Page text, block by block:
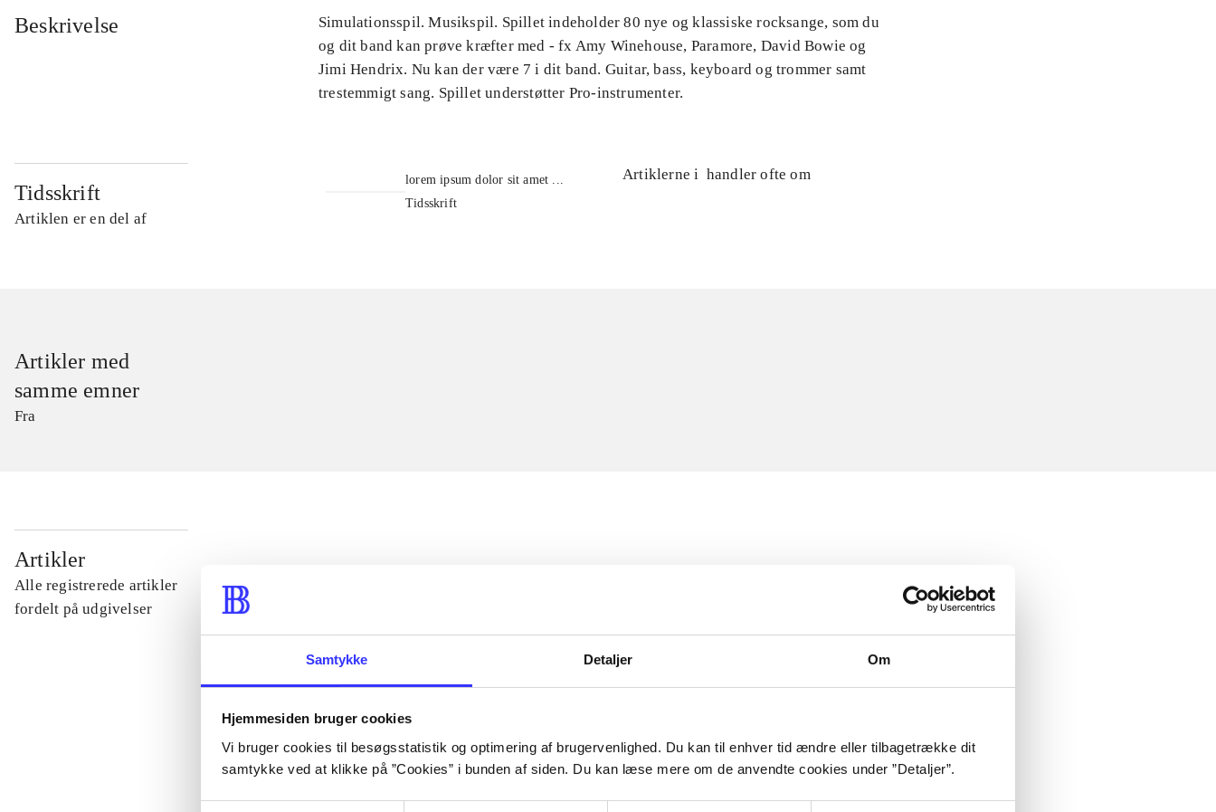
Samtykke Detaljer Om
Hjemmesiden bruger cookies
Vi bruger cookies til besøgsstatistik og optimering af brugervenlighed. Du kan til enhver tid ændre eller tilbagetrække dit
samtykke ved at klikke på ”Cookies” i bunden af siden. Du kan læse mere om de anvendte cookies under ”Detaljer”.
Beskrivelse
Simulationsspil. Musikspil. Spillet indeholder 80 nye og klassiske rocksange, som du
og dit band kan prøve kræfter med - fx Amy Winehouse, Paramore, David Bowie og
Jimi Hendrix. Nu kan der være 7 i dit band. Guitar, bass, keyboard og trommer samt
trestemmigt sang. Spillet understøtter Pro-instrumenter.
Tidsskrift
Artiklen er en del af
lorem ipsum dolor sit amet ...
Tidsskrift
Artiklerne i handler ofte om
Artikler med
samme emner
Fra
Artikler
Alle registrerede artikler
fordelt på udgivelser
...
...